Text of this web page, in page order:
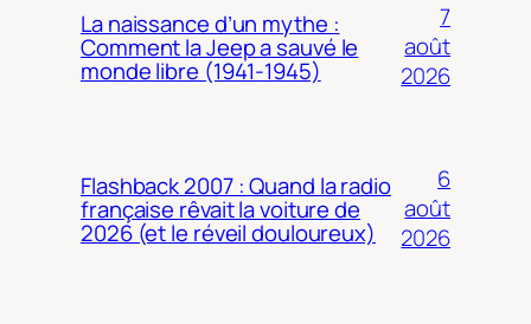
La naissance d’un mythe :
Comment la Jeep a sauvé le
monde libre (1941-1945)
7
août
2026
Flashback 2007 : Quand la radio
française rêvait la voiture de
2026 (et le réveil douloureux)
6
août
2026